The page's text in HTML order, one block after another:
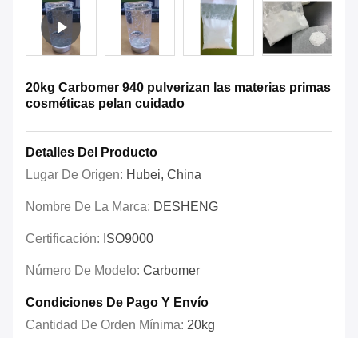
20kg Carbomer 940 pulverizan las materias primas
cosméticas pelan cuidado
Detalles Del Producto
Lugar De Origen: Hubei, China
Nombre De La Marca: DESHENG
Certificación: ISO9000
Número De Modelo: Carbomer
Condiciones De Pago Y Envío
Cantidad De Orden Mínima: 20kg